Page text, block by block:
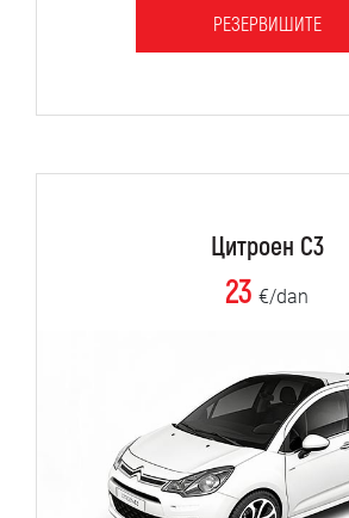
РЕЗЕРВИШИТЕ
Цитроен C3
23 €/dan